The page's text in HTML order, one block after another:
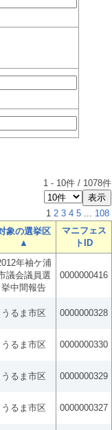
1 - 10件 / 1078件
1 2 3 4 5 ... 108
象の選挙区
▲
マニフェス
トID
年袖ケ浦
議会議員選
挙中間報告
0000000416
うるま市区 0000000328
うるま市区 0000000330
うるま市区 0000000329
うるま市区 0000000327